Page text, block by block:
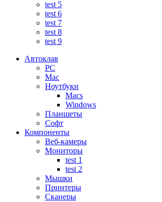
test 5
test 6
test 7
test 8
test 9
Автоклав
PC
Mac
Ноутбуки
Macs
Windows
Планшеты
Софт
Компоненты
Веб-камеры
Мониторы
test 1
test 2
Мышки
Принтеры
Сканеры